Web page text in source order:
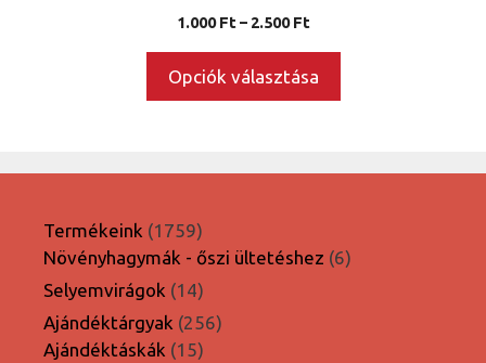
1.000Ft – 2.500FtÁrtartomány:
2.500 Ft
Opciók választása
Termékeink 17591759
termék
Növényhagymák - őszi ültetéshez 66
Selyemvirágok 1414
termék
Ajándéktárgyak 256256
Ajándéktáskák 1515